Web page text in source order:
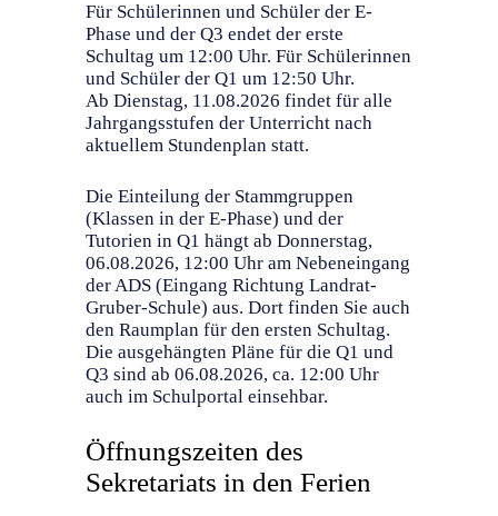
Für Schülerinnen und Schüler der E-
Phase und der Q3 endet der erste
Schultag um 12:00 Uhr. Für Schülerinnen
und Schüler der Q1 um 12:50 Uhr.
Ab Dienstag, 11.08.2026 findet für alle
Jahrgangsstufen der Unterricht nach
aktuellem Stundenplan statt.
Die Einteilung der Stammgruppen
(Klassen in der E-Phase) und der
Tutorien in Q1 hängt ab Donnerstag,
06.08.2026, 12:00 Uhr am Nebeneingang
der ADS (Eingang Richtung Landrat-
Gruber-Schule) aus. Dort finden Sie auch
den Raumplan für den ersten Schultag.
Die ausgehängten Pläne für die Q1 und
Q3 sind ab 06.08.2026, ca. 12:00 Uhr
auch im Schulportal einsehbar.
Öffnungszeiten des
Sekretariats in den Ferien